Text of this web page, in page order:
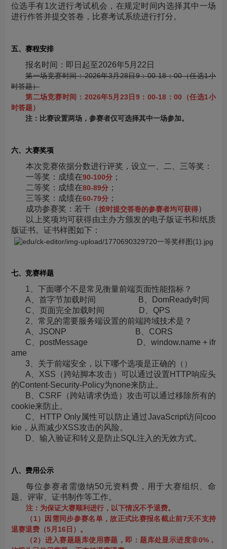
位选手有1次进行考试机会，在规定时间内选择其中一场
进行作答并提交答卷，比赛考试系统进行打分。
五、赛程安排
报名时间：即日起至2026年5月22日
第一场竞赛时间：2026年3月28日9：00-18：00（任选1小
时答题）
第二场竞赛时间：2026年5月23日9：00-18：00（任选1小
时答题）
注：比赛设置两场，参赛者仅可选择其中一场参加。
六、大赛奖项
本次竞赛依据分数进行评奖，设立一、二、三等奖：
一等奖：成绩在90-100分 ；
二等奖：成绩在80-89分 ；
三等奖：成绩在60-79分 ；
成功参赛奖：若干（按时提交答卷的参赛者均可获得）
以上奖项均可获得由主办方颁发的电子版证书和纸质
版证书。证书样图如下：
七、竞赛样题
1、下面哪个不是常见衡量前端页面性能指标？
A、首字节加载时间 B、DomReady时间
C、页面完全加载时间 D、QPS
2、常见的需要服务端设置的前端跨域技术是？
A、JSONP B、CORS
C、postMessage D、window.name + ifr
ame
3、关于前端安全，以下哪个选项是正确的（）
A、XSS（跨站脚本攻击）可以通过设置HTTP响应头
的Content-Security-Policy为none来防止。
B、CSRF（跨站请求伪造）攻击可以通过移除所有的
cookie来防止。
C、HTTP Only属性可以防止通过JavaScript访问coo
kie，从而减少XSS攻击的风险。
D、输入验证和转义是防止SQL注入的无效方式。
八、费用公示
每位参赛者需缴纳50元资料费，用于大赛组织、命
题、评审、证书制作等工作。
注：为保证大赛顺利进行，以下情况不予退费。
（1）因需同步参赛名单，故正式比赛报名截止前7天不支持
退赛退费（5月16日）。
（2）进入赛题题库使用赛题，即：题库处显示进度非0%，